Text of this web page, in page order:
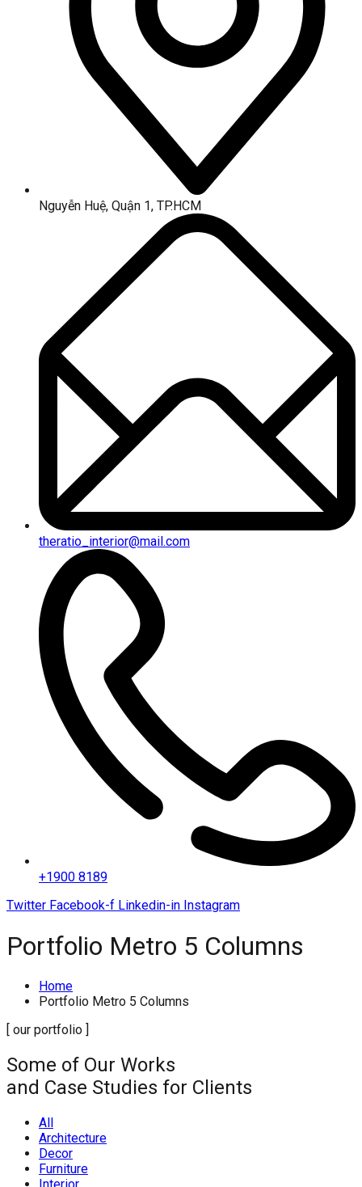
Nguyễn Huệ, Quận 1, TP.HCM
theratio_interior@mail.com
+1900 8189
Twitter Facebook-f Linkedin-in Instagram
Portfolio Metro 5 Columns
Home
Portfolio Metro 5 Columns
[ our portfolio ]
Some of Our Works
and Case Studies for Clients
All
Architecture
Decor
Furniture